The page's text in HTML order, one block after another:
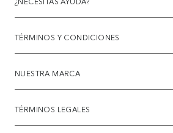
TÉRMINOS Y CONDICIONES
NUESTRA MARCA
TÉRMINOS LEGALES